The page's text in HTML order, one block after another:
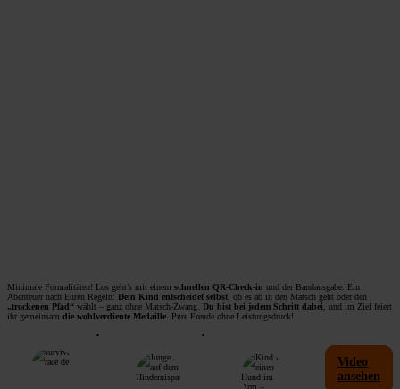
Minimale Formalitäten! Los geht’s mit einem schnellen QR-Check-in und der Bandausgabe. Ein
Abenteuer nach Euren Regeln: Dein Kind entscheidet selbst , ob es ab in den Matsch geht oder den
„trockenen Pfad“ wählt – ganz ohne Matsch-Zwang. Du bist bei jedem Schritt dabei , und im Ziel feiert
ihr gemeinsam die wohlverdiente Medaille . Pure Freude ohne Leistungsdruck!
Video
ansehen